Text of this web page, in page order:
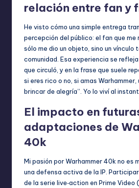
relación entre fan y
He visto cómo una simple entrega
percepción del público: el fan que me
sólo me dio un objeto, sino un vínculo
comunidad. Esa experiencia se
que circuló, y en la frase que suele
si eres rico o no, si amas
brincar de alegría”. Yo lo viví al
El impacto en
adaptaciones de
40k
Mi pasión por Warhammer 40k no es
una defensa activa de la IP.
de la serie live‑action en Prime Video